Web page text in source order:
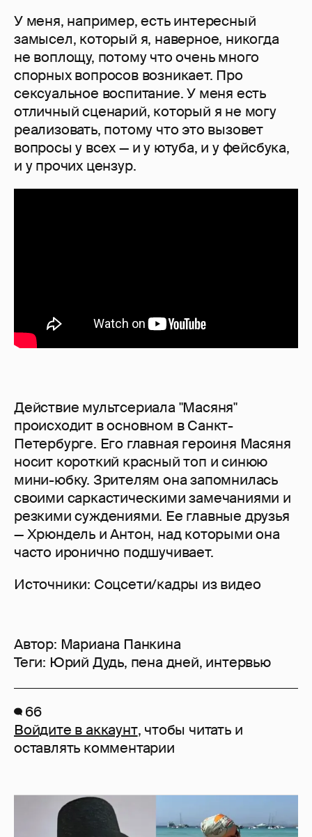
У меня, например, есть интересный
замысел, который я, наверное, никогда
не воплощу, потому что очень много
спорных вопросов возникает. Про
сексуальное воспитание. У меня есть
отличный сценарий, который я не могу
реализовать, потому что это вызовет
вопросы у всех — и у ютуба, и у фейсбука,
и у прочих цензур.
Действие мультсериала "Масяня"
происходит в основном в Санкт-
Петербурге. Его главная героиня Масяня
носит короткий красный топ и синюю
мини-юбку. Зрителям она запомнилась
своими саркастическими замечаниями и
резкими суждениями. Ее главные друзья
— Хрюндель и Антон, над которыми она
часто иронично подшучивает.
Источники: Соцсети/кадры из видео
Автор: Мариана Панкина
Теги: Юрий Дудь, пена дней, интервью
66
Войдите в аккаунт, чтобы читать и
оставлять комментарии